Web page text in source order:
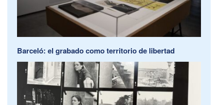
Barceló: el grabado como territorio de libertad